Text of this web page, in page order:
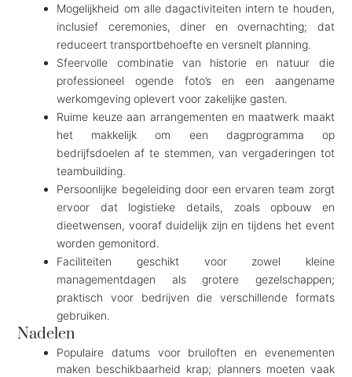
Mogelijkheid om alle dagactiviteiten intern te houden,
inclusief ceremonies, diner en overnachting; dat
reduceert transportbehoefte en versnelt planning.
Sfeervolle combinatie van historie en natuur die
professioneel ogende foto’s en een aangename
werkomgeving oplevert voor zakelijke gasten.
Ruime keuze aan arrangementen en maatwerk maakt
het makkelijk om een dagprogramma op
bedrijfsdoelen af te stemmen, van vergaderingen tot
teambuilding.
Persoonlijke begeleiding door een ervaren team zorgt
ervoor dat logistieke details, zoals opbouw en
dieetwensen, vooraf duidelijk zijn en tijdens het event
worden gemonitord.
Faciliteiten geschikt voor zowel kleine
managementdagen als grotere gezelschappen;
praktisch voor bedrijven die verschillende formats
gebruiken.
Nadelen
Populaire datums voor bruiloften en evenementen
maken beschikbaarheid krap; planners moeten vaak